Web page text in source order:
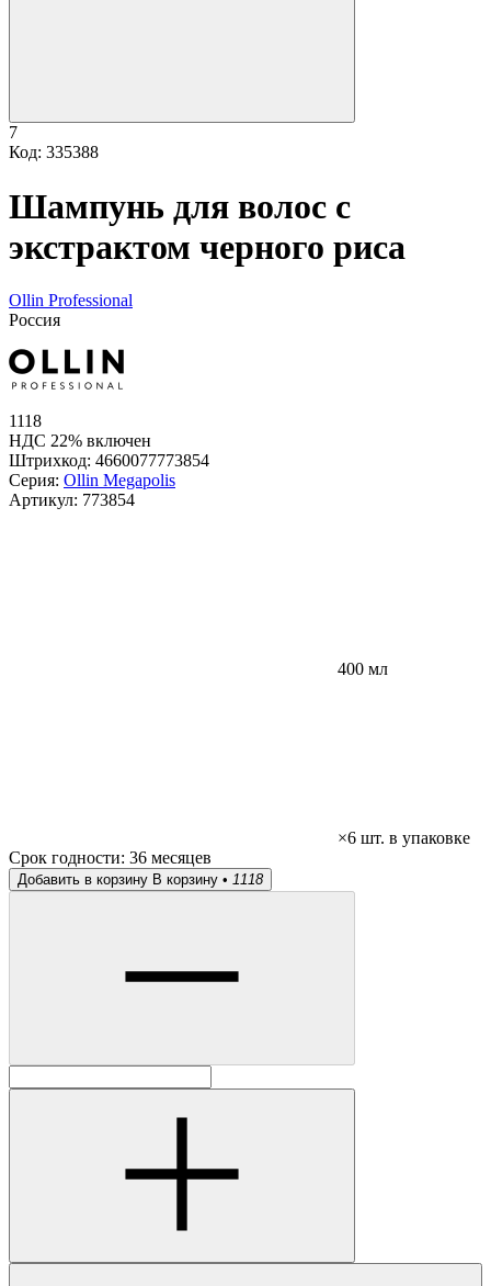
7
Код: 335388
Шампунь для волос с
экстрактом черного риса
Ollin Professional
Россия
1118
НДС 22% включен
Штрихкод: 4660077773854
Серия: Ollin Megapolis
Артикул: 773854
400 мл
×6 шт. в упаковке
Срок годности: 36 месяцев
Добавить в корзину В корзину • 1118